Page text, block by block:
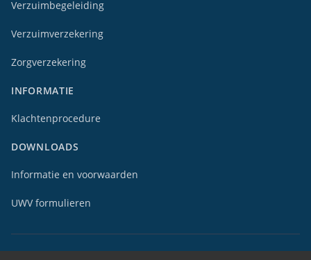
Verzuimbegeleiding
Verzuimverzekering
Zorgverzekering
INFORMATIE
Klachtenprocedure
DOWNLOADS
Informatie en voorwaarden
UWV formulieren